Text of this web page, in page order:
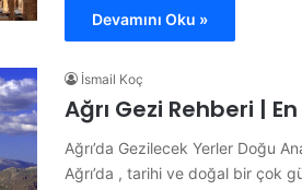
Devamını Oku »
İsmail Koç
Ağrı Gezi Rehberi |
Ağrı’da Gezilecek Yerler Doğu
Ağrı’da , tarihi ve doğal bir çok